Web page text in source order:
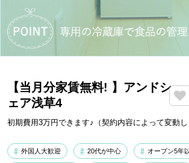
【当月分家賃無料! 】アンドシ
ェア浅草4
初期費用3万円できます♪（契約内容によって変動し
外国人大歓迎 20代が中心 オープン5年